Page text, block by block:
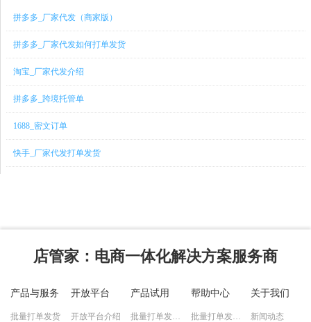
拼多多_厂家代发（商家版）
拼多多_厂家代发如何打单发货
淘宝_厂家代发介绍
拼多多_跨境托管单
1688_密文订单
快手_厂家代发打单发货
店管家 ：电商一体化解决方案服务商
产品与服务
批量打单发货
开放平台
开放平台介绍
产品试用
批量打单发货试用
帮助中心
批量打单发货教程
关于我们
新闻动态